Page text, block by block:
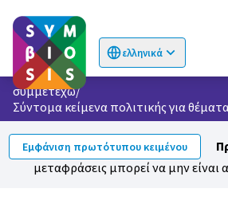
ελληνικά
Choose language
συμμετέχω/
Σύντομα κείμενα πολιτικής για
Εμφάνιση πρωτότυπου κειμένου
μεταφράσεις μπορεί να μην είναι